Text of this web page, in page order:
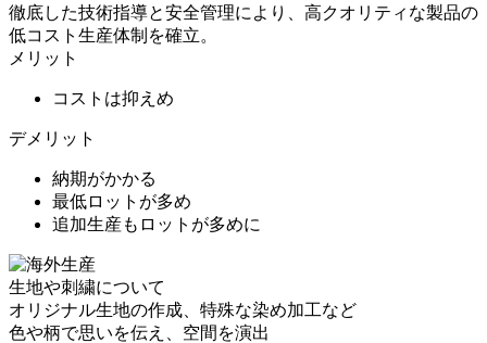
徹底した技術指導と安全管理により、高クオリティな製品の
低コスト生産体制を確立。
メリット
コストは抑えめ
デメリット
納期がかかる
最低ロットが多め
追加生産もロットが多めに
生地や刺繍について
オリジナル生地の作成、特殊な染め加工など
色や柄で思いを伝え、空間を演出